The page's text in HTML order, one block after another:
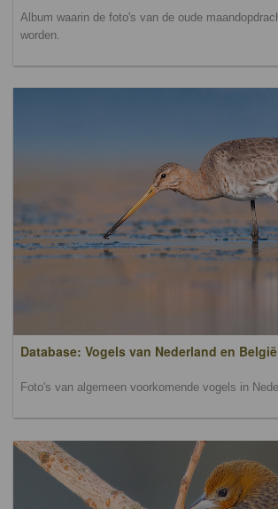
Album waarin de foto's van de oude
worden.
Database: Vogels van Nederland en België
Foto's van algemeen voorkomende vogels in